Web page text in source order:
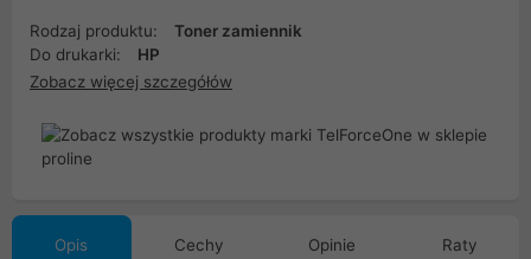
Rodzaj produktu:
Toner zamiennik
Do drukarki:
HP
Zobacz więcej szczegółów
Opis Cechy Opinie Raty